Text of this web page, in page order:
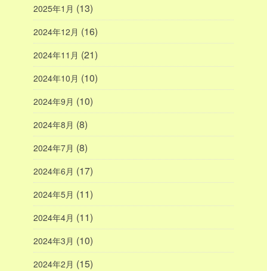
2025年1月 (13)
2024年12月 (16)
2024年11月 (21)
2024年10月 (10)
2024年9月 (10)
2024年8月 (8)
2024年7月 (8)
2024年6月 (17)
2024年5月 (11)
2024年4月 (11)
2024年3月 (10)
2024年2月 (15)